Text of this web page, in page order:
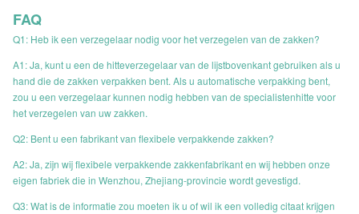
FAQ
Q1: Heb ik een verzegelaar nodig voor het verzegelen van de zakken?
A1: Ja, kunt u een de hitteverzegelaar van de lijstbovenkant gebruiken als u
hand die de zakken verpakken bent. Als u automatische verpakking bent,
zou u een verzegelaar kunnen nodig hebben van de specialistenhitte voor
het verzegelen van uw zakken.
Q2: Bent u een fabrikant van flexibele verpakkende zakken?
A2: Ja, zijn wij flexibele verpakkende zakkenfabrikant en wij hebben onze
eigen fabriek die in Wenzhou, Zhejiang-provincie wordt gevestigd.
Q3: Wat is de informatie zou moeten ik u of wil ik een volledig citaat krijgen